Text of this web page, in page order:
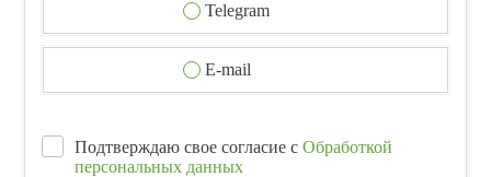
Telegram
E-mail
Подтверждаю свое согласие с Обработкой
персональных данных